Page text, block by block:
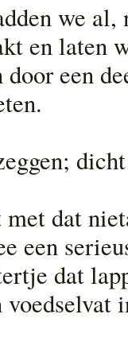
we al,
en laten
een
dat
een
dat